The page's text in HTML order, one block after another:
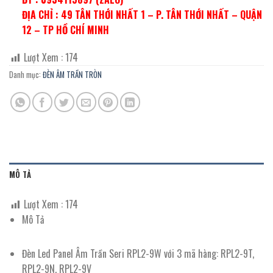
ĐỊA CHỈ : 49 TÂN THỚI NHẤT 1 – P. TÂN THỚI NHẤT – QUẬN
12 – TP HỒ CHÍ MINH
Lượt Xem :174
Danh mục: ĐÈN ÂM TRẦN TRÒN
MÔ TẢ
Lượt Xem :174
Mô Tả
Đèn Led Panel Âm Trần Seri RPL2-9W với 3 mã hàng: RPL2-9T,
RPL2-9N, RPL2-9V